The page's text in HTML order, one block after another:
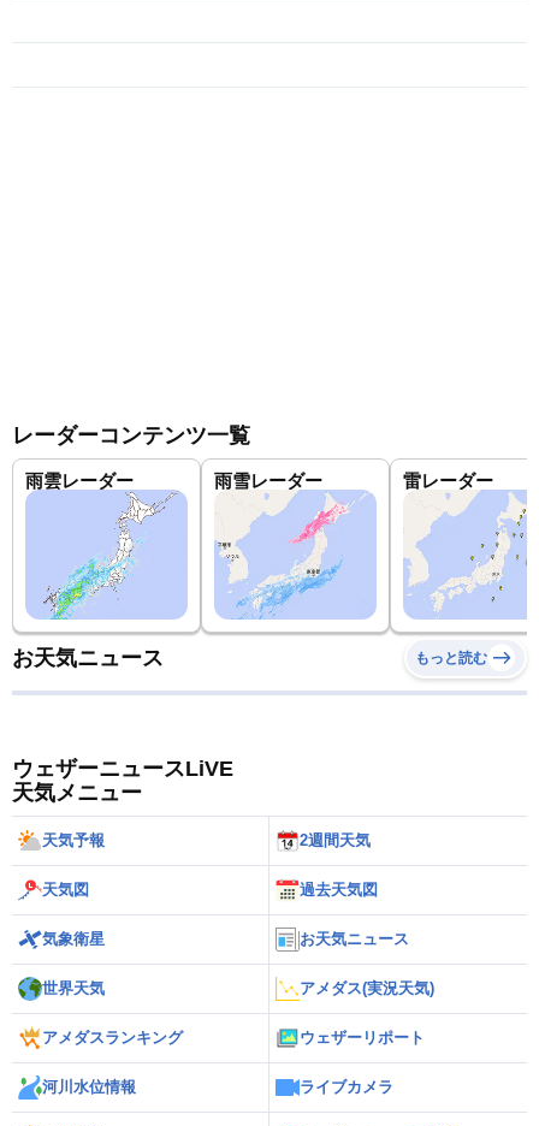
レーダーコンテンツ一覧
雨雲レーダー 雨雪レーダー 雷レーダー
お天気ニュース もっと読む
ウェザーニュースLiVE
天気メニュー
天気予報 2週間天気
天気図 過去天気図
気象衛星 お天気ニュース
世界天気 アメダス(実況天気)
アメダスランキング ウェザーリポート
河川水位情報 ライブカメラ